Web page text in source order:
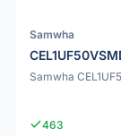
Samwha
Samwha
463